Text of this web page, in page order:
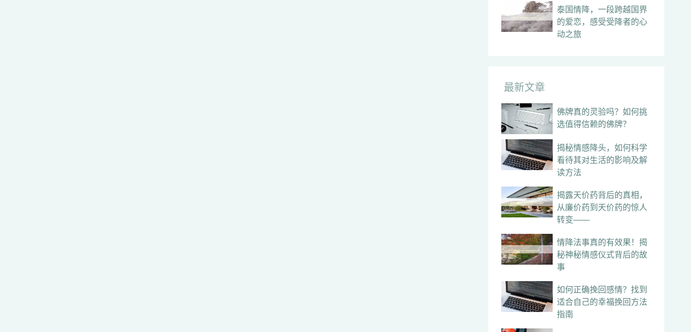
泰国情降，一段跨越国界
的爱恋，感受受降者的心
动之旅
最新文章
佛牌真的灵验吗？如何挑
选值得信赖的佛牌？
揭秘情感降头，如何科学
看待其对生活的影响及解
读方法
揭露天价药背后的真相，
从廉价药到天价药的惊人
转变——
情降法事真的有效果！揭
秘神秘情感仪式背后的故
事
如何正确挽回感情？找到
适合自己的幸福挽回方法
指南